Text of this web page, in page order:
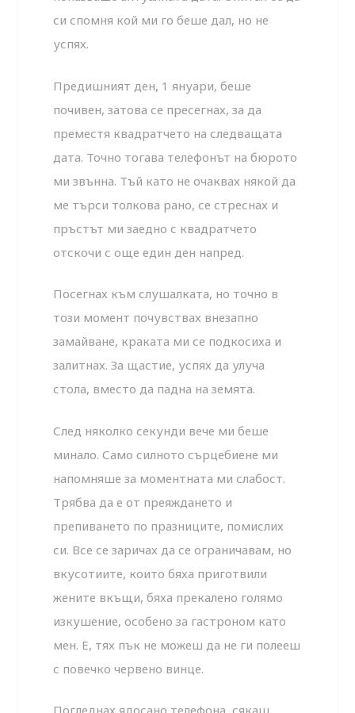
си спомня кой ми го беше дал, но не
успях.
Предишният ден, 1 януари, беше
почивен, затова се пресегнах, за да
преместя квадратчето на следващата
дата. Точно тогава телефонът на бюрото
ми звънна. Тъй като не очаквах някой да
ме търси толкова рано, се стреснах и
пръстът ми заедно с квадратчето
отскочи с още един ден напред.
Посегнах към слушалката, но точно в
този момент почувствах внезапно
замайване, краката ми се подкосиха и
залитнах. За щастие, успях да улуча
стола, вместо да падна на земята.
След няколко секунди вече ми беше
минало. Само силното сърцебиене ми
напомняше за моментната ми слабост.
Трябва да е от преяждането и
препиването по празниците, помислих
си. Все се заричах да се ограничавам, но
вкусотиите, които бяха приготвили
жените вкъщи, бяха прекалено голямо
изкушение, особено за гастроном като
мен. Е, тях пък не можеш да не ги полееш
с повечко червено винце.